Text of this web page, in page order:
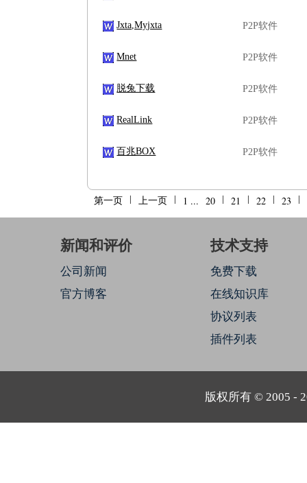
Jxta,Myjxta P2P软件
Mnet P2P软件
脱兔下载 P2P软件
RealLink P2P软件
百兆BOX P2P软件
第一页 | 上一页 | 1 ... 20 |21 |22 |23 |
新闻和评价
公司新闻
官方博客
技术支持
免费下载
在线知识库
协议列表
插件列表
版权所有 © 2005 -